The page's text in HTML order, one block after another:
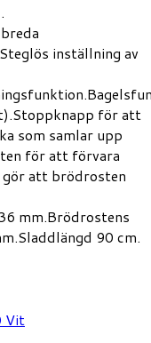
inställning av
för att
som samlar upp
för att förvara
att brödrosten
mm.Brödrostens
90 cm.